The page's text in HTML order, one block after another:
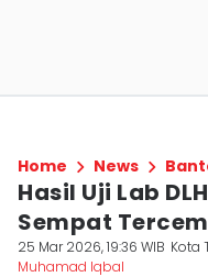
Home News
Hasil Uji Lab
Sempat
25 Mar 2026, 19:36 WIB Kota
Muhamad Iqbal